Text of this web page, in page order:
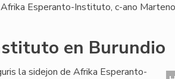
Esperanto-Instituto, c-ano
en Burundio
la sidejon de Afrika Esperanto-